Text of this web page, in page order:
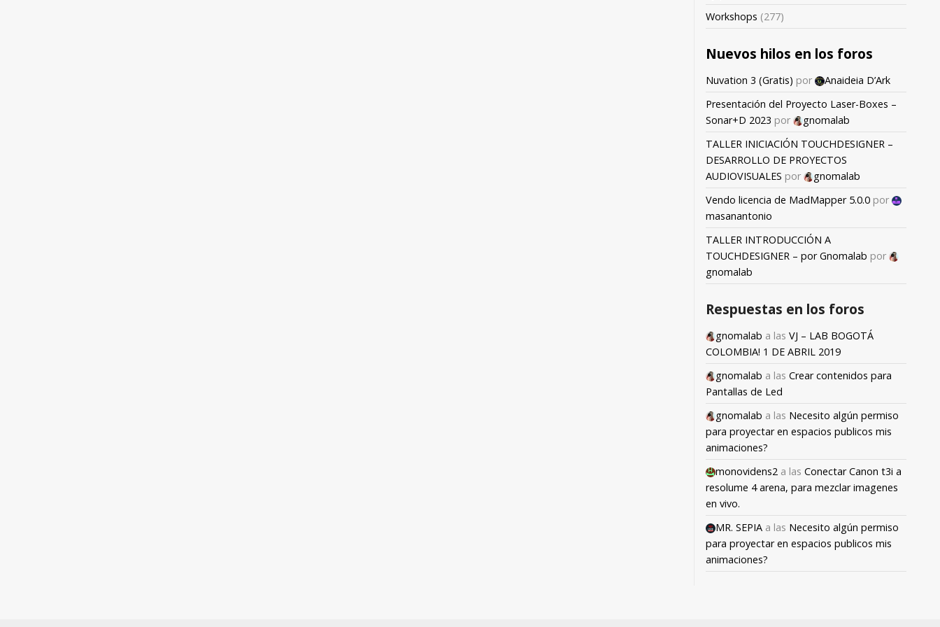
Workshops (277)
Nuevos hilos en los foros
Nuvation 3 (Gratis) por
Anaideia D’Ark
Presentación del Proyecto Laser-Boxes –
Sonar+D 2023 por
gnomalab
TALLER INICIACIÓN TOUCHDESIGNER –
DESARROLLO DE PROYECTOS
AUDIOVISUALES por
gnomalab
Vendo licencia de MadMapper 5.0.0 por
masanantonio
TALLER INTRODUCCIÓN A
TOUCHDESIGNER – por Gnomalab por
gnomalab
Respuestas en los foros
gnomalab a las VJ – LAB BOGOTÁ
COLOMBIA! 1 DE ABRIL 2019
gnomalab a las Crear contenidos para
Pantallas de Led
gnomalab a las Necesito algún permiso
para proyectar en espacios publicos mis
animaciones?
monovidens2 a las Conectar Canon t3i a
resolume 4 arena, para mezclar imagenes
en vivo.
MR. SEPIA a las Necesito algún permiso
para proyectar en espacios publicos mis
animaciones?